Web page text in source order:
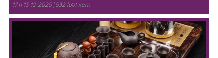
17:11 13-12-2025 | 532 lượt xem